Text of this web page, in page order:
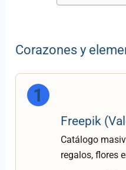
Corazones y
1
Freepik
Catálogo
regalos, flores